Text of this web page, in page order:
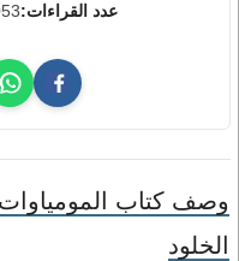
عدد القراءات:
وصف كتاب
الخلود